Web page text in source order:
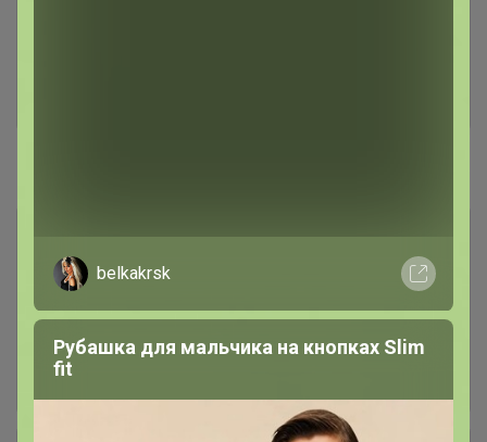
Детские товары
Зоотовары 38
belkakrsk
Рубашка для мальчика на кнопках Slim
fit